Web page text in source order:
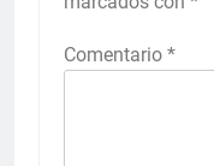
Comentario *